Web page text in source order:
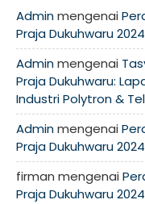
Adminmengenai
Praja Dukuhwaru
Adminmengenai
Praja Dukuhwaru:
Industri Polytron &
Adminmengenai
Praja Dukuhwaru
firman mengenai
Praja Dukuhwaru